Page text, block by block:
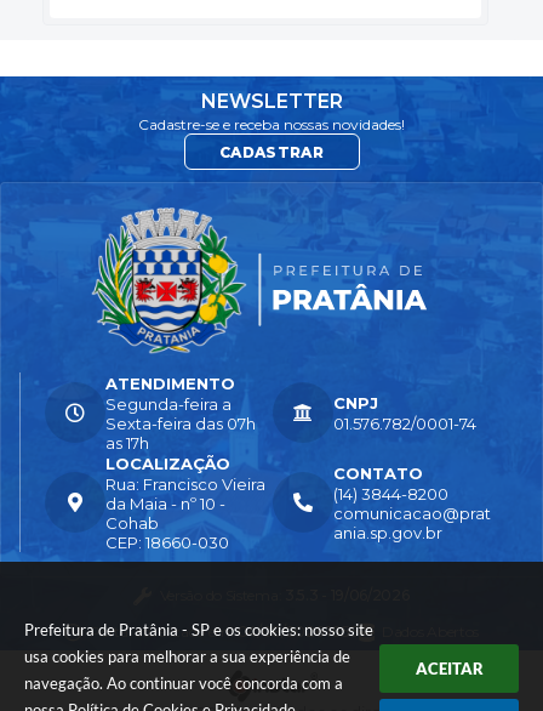
Prefeitura de Pratânia - SP e os cookies: nosso site
usa cookies para melhorar a sua experiência de
navegação. Ao continuar você concorda com a
ACEITAR
NEWSLETTER
Cadastre-se e receba nossas novidades!
CADASTRAR
LOCALIZAÇÃO
Rua: Francisco Vieira
da Maia - nº 10 -
Cohab
CEP: 18660-030
CONTATO
(14) 3844-8200
comunicacao@prat
ania.sp.gov.br
ATENDIMENTO
Segunda-feira a
Sexta-feira das 07h
as 17h
CNPJ
01.576.782/0001-74
Portal atualizado em:04/08/2026 16:55